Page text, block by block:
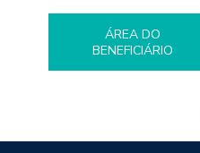
ÁREA DO
BENEFICIÁRIO